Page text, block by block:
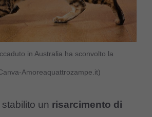
in Australia ha sconvolto la
Amoreaquattrozampe.it)
un risarcimento di